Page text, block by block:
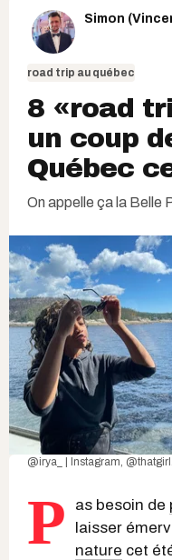
Simon
road trip au québec
8 «road
un coup
Québec
On appelle ça la Belle
@irya_ | Instagram,
P as besoin de
laisser
nature cet